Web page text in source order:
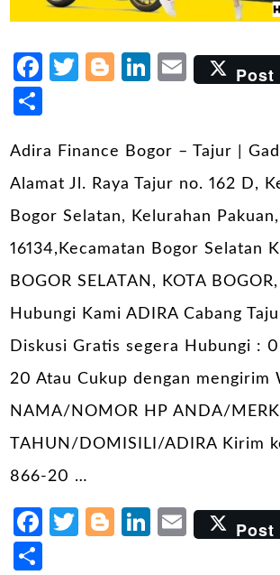
Facebook
Twitter
Blogger
LinkedIn
Email
Post
Adira Finance Bogor – Tajur |
Alamat Jl. Raya Tajur no. 162 D,
Bogor Selatan, Kelurahan
16134,Kecamatan Bogor Selatan
BOGOR SELATAN, KOTA
Hubungi Kami ADIRA Cabang
Diskusi Gratis segera Hubungi :
20 Atau Cukup dengan mengirim
NAMA/NOMOR HP ANDA/
TAHUN/DOMISILI/ADIRA Kirim
866-20 …
Facebook
Twitter
Blogger
LinkedIn
Email
Post